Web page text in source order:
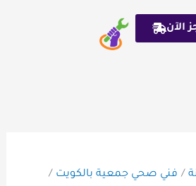
الآن
فني صحي جمعية بالكويت